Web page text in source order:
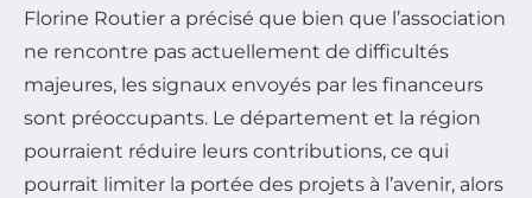
Florine Routier a précisé que bien que l’association
ne rencontre pas actuellement de difficultés
majeures, les signaux envoyés par les financeurs
sont préoccupants. Le département et la région
pourraient réduire leurs contributions, ce qui
pourrait limiter la portée des projets à l’avenir, alors